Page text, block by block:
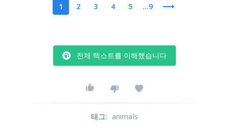
1 2 3 4 5 ...9
전체 텍스트를 이해했습니다
태그: animals